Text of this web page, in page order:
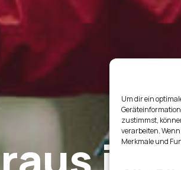
Um dir ein
zustimmst,
verarbeiten.
Merkmale und